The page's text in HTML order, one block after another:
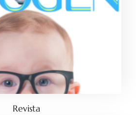
Revista